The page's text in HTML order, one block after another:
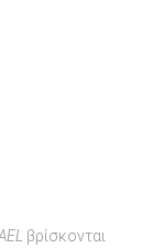
βρίσκονται